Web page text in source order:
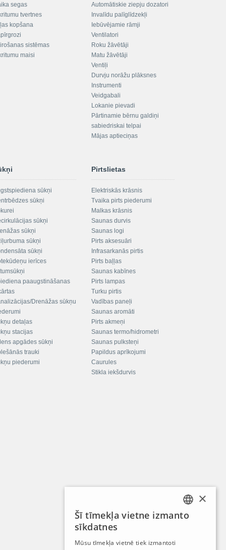
segas
tvertnes
kopšana
sistēmas
maisi
Automātiskie ziepju dozatori
Invalīdu palīglīdzekļi
Iebūvējamie rāmji
Ventilatori
Roku žāvētāji
Matu žāvētāji
Ventiļi
Durvju norāžu plāksnes
Instrumenti
Veidgabali
Lokanie pievadi
Pārtinamie bērnu galdiņi
sabiedriskai telpai
Mājas aptieciņas
sūkņi
sūkņi
sūkņi
sūkņi
sūkņi
sūkņi
ierīces
paaugstināšanas
Drenāžas sūkņu
detaļas
stacijas
apgādes sūkņi
trauki
piederumi
Pirtslietas
Elektriskās krāsnis
Tvaika pirts piederumi
Malkas krāsnis
Saunas durvis
Saunas logi
Pirts aksesuāri
Infrasarkanās pirtis
Pirts baļļas
Saunas kabīnes
Pirts lampas
Turku pirtis
Vadības paneļi
Saunas aromāti
Pirts akmeņi
Saunas termo/hidrometri
Saunas pulksteņi
Papildus aprīkojumi
Caurules
Stikla iekšdurvis
LATVIAN
×
Šī tīmekļa vietne izmanto
sīkdatnes
Mūsu tīmekļa vietnē tiek izmantoti